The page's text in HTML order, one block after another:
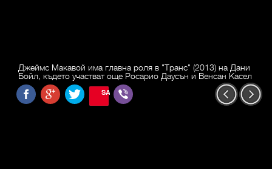
Джеймс Макавой има главна роля в "Транс" (2013) на Дани
Бойл, където участват още Росарио Даусън и Венсан Касел
SAVE